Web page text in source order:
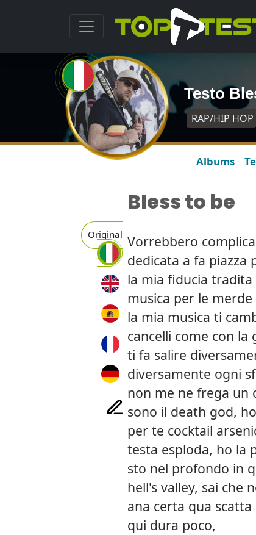
Testo
RAP/HIP HOP
Albums
Original
Bless to be
Vorrebbero
dedicata a fa piazza
la mia fiducia
musica per le
la mia musica ti
cancelli come con
ti fa salire
diversamente ogni
non me ne frega un
sono il death god,
per te cocktail
testa esploda, ho la
sto nel profondo in
hell's valley, sai che
ana certa qua
qui dura poco,